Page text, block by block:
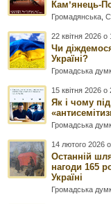
Камʼянець-
Громадянська,
22 квітня 2026 о
Чи
Україні?
Громадська
15 квітня 2026 о
Як і чому
Громадська
14 лютого 2026
Останній
нагоди 165
Україні
Громадська